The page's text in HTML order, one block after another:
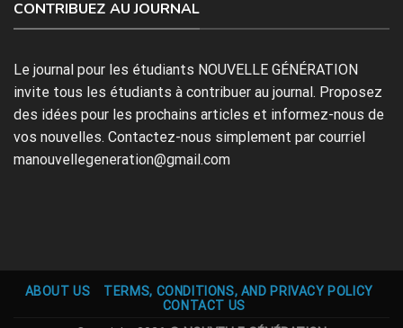
CONTRIBUEZ AU JOURNAL
Le journal pour les étudiants NOUVELLE GÉNÉRATION
invite tous les étudiants à contribuer au journal. Proposez
des idées pour les prochains articles et informez-nous de
vos nouvelles. Contactez-nous simplement par courriel
manouvellegeneration@gmail.com
ABOUT US
TERMS, CONDITIONS, AND PRIVACY POLICY
CONTACT US